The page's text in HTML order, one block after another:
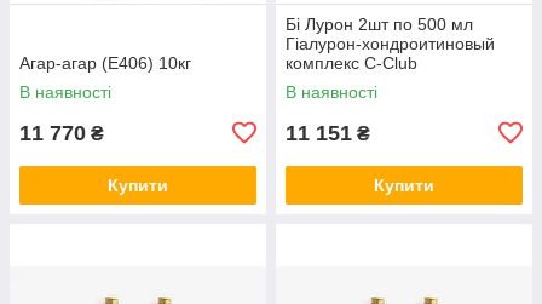
Агар-агар (Е406) 10кг
В наявності
11 770 ₴
Купити
Бі Лурон 2шт по 500 мл
Гіалурон-хондроитиновый
комплекс С-Club
В наявності
11 151 ₴
Купити